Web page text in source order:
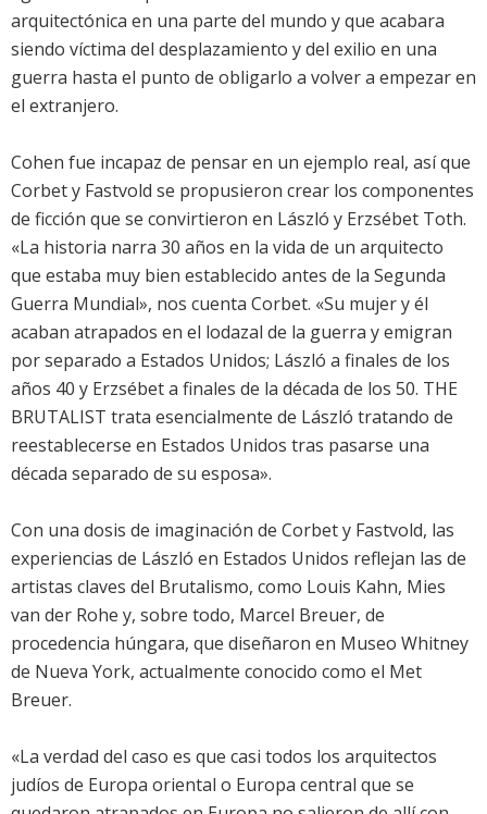
arquitectónica en una parte del mundo y que acabara
siendo víctima del desplazamiento y del exilio en una
guerra hasta el punto de obligarlo a volver a empezar en
el extranjero.
Cohen fue incapaz de pensar en un ejemplo real, así que
Corbet y Fastvold se propusieron crear los componentes
de ficción que se convirtieron en László y Erzsébet Toth.
«La historia narra 30 años en la vida de un arquitecto
que estaba muy bien establecido antes de la Segunda
Guerra Mundial», nos cuenta Corbet. «Su mujer y él
acaban atrapados en el lodazal de la guerra y emigran
por separado a Estados Unidos; László a finales de los
años 40 y Erzsébet a finales de la década de los 50. THE
BRUTALIST trata esencialmente de László tratando de
reestablecerse en Estados Unidos tras pasarse una
década separado de su esposa».
Con una dosis de imaginación de Corbet y Fastvold, las
experiencias de László en Estados Unidos reflejan las de
artistas claves del Brutalismo, como Louis Kahn, Mies
van der Rohe y, sobre todo, Marcel Breuer, de
procedencia húngara, que diseñaron en Museo Whitney
de Nueva York, actualmente conocido como el Met
Breuer.
«La verdad del caso es que casi todos los arquitectos
judíos de Europa oriental o Europa central que se